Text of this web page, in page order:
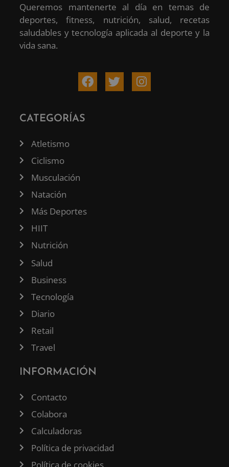
Queremos mantenerte al día en temas de
deportes, fitness, nutrición, salud, recetas
saludables y tecnología aplicada al deporte y la
vida sana.
CATEGORÍAS
Atletismo
Ciclismo
Musculación
Natación
Más Deportes
HIIT
Nutrición
Salud
Business
Tecnología
Diario
Retail
Travel
INFORMACIÓN
Contacto
Colabora
Calculadoras
Política de privacidad
Política de cookies